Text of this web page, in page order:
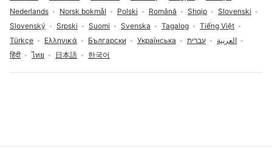
Nederlands
Norsk bokmål Polski Română Shqip
Slovenski
Slovenský
Srpski Suomi Svenska Tagalog
Tiếng Việt
Türkçe
Ελληνικά Български Українська עברית
العربية
हिंदी
ไทย 日本語 한국어